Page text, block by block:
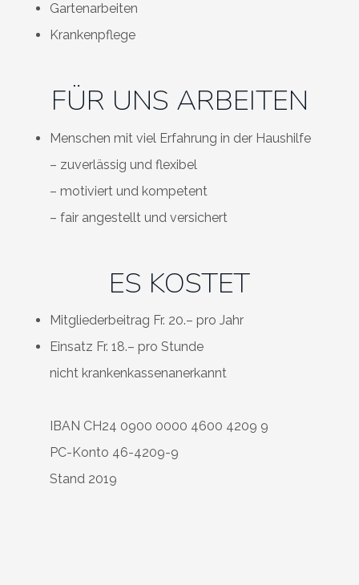
Gartenarbeiten
Krankenpflege
FÜR UNS ARBEITEN
Menschen mit viel Erfahrung in der Haushilfe
– zuverlässig und flexibel
– motiviert und kompetent
– fair angestellt und versichert
ES KOSTET
Mitgliederbeitrag Fr. 20.– pro Jahr
Einsatz Fr. 18.– pro Stunde
nicht krankenkassenanerkannt
IBAN CH24 0900 0000 4600 4209 9
PC-Konto 46-4209-9
Stand 2019